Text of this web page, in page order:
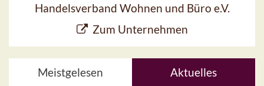
Handelsverband Wohnen und Büro e.V.
Zum Unternehmen
Meistgelesen Aktuelles